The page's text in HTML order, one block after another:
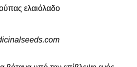
ελαιόλαδο